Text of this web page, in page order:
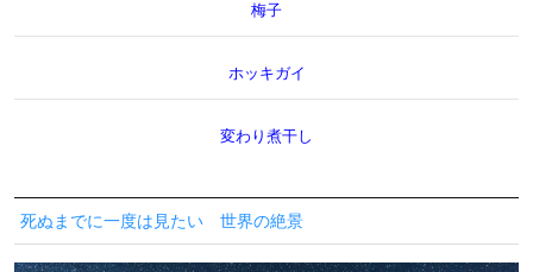
梅子
ホッキガイ
変わり煮干し
死ぬまでに一度は見たい 世界の絶景